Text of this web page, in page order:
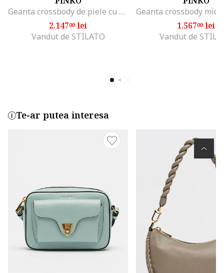
Geanta crossbody de piele cu bareta lant, Negru
2.14700lei
Vandut de STILATO
1.56700lei
Vandut de
Te-ar putea interesa